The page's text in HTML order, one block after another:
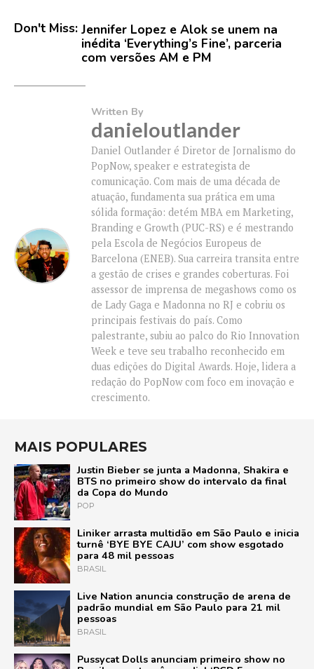
Don't Miss: Jennifer Lopez e Alok se unem na
inédita ‘Everything’s Fine’, parceria
com versões AM e PM
Written By
danieloutlander
Daniel Outlander é Diretor de Jornalismo do
PopNow, speaker e estrategista de
comunicação. Com mais de uma década de
atuação, fundamenta sua prática em uma
sólida formação: detém MBA em Marketing,
Branding e Growth (PUC-RS) e é mestrando
pela Escola de Negócios Europeus de
Barcelona (ENEB). Sua carreira transita entre
a gestão de crises e grandes coberturas. Foi
assessor de imprensa de megashows como os
de Lady Gaga e Madonna no RJ e cobriu os
principais festivais do país. Como
palestrante, subiu ao palco do Rio Innovation
Week e teve seu trabalho reconhecido em
duas edições do Digital Awards. Hoje, lidera a
redação do PopNow com foco em inovação e
crescimento.
MAIS POPULARES
Justin Bieber se junta a Madonna, Shakira e
BTS no primeiro show do intervalo da final
da Copa do Mundo
POP
Liniker arrasta multidão em São Paulo e inicia
turnê ‘BYE BYE CAJU’ com show esgotado
para 48 mil pessoas
BRASIL
Live Nation anuncia construção de arena de
padrão mundial em São Paulo para 21 mil
pessoas
BRASIL
Pussycat Dolls anunciam primeiro show no